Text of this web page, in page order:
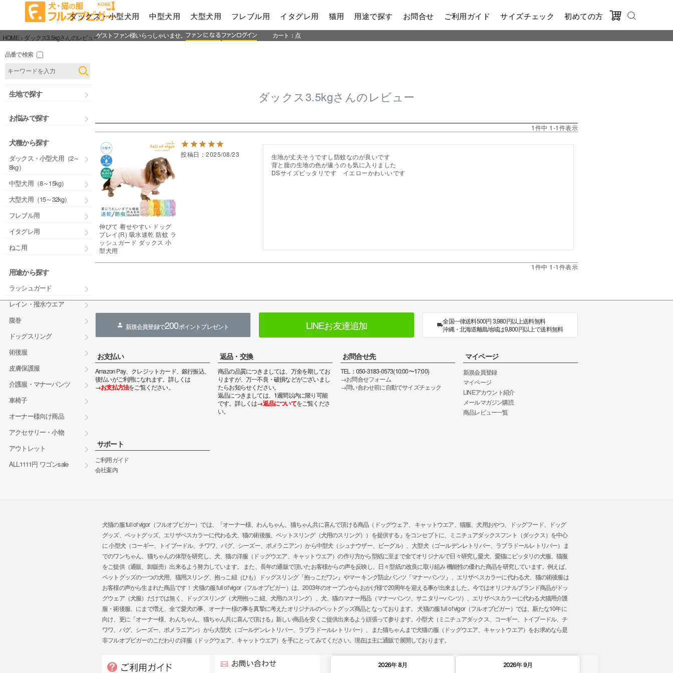
ダックス・小型犬用 中型犬用 大型犬用 フレブル用 イタグレ用 猫用 用途で探す お問合せ ご利用ガイド サイズチェック 初めての方
ゲストファン様いらっしゃいませ。 カート： 点
品番で検索
生地で探す
お悩みで探す
犬種から探す
ダックス・小型犬用（2～
8kg）
中型犬用（8～15kg）
大型犬用（15～32kg）
フレブル用
イタグレ用
ねこ用
用途から探す
ラッシュガード
レイン・撥水ウエア
腹巻
ドッグスリング
術後服
皮膚保護服
介護服・マナーパンツ
車椅子
オーナー様向け商品
アクセサリー・小物
アウトレット
ALL1111円 ワゴンsale
HOME ダックス3.5kgさんのレビュー
ダックス3.5kgさんのレビュー
1件中 1-1件表示
伸びて 着せやすい ドッグ
プレイ(R) 吸水速乾 防蚊 ラ
ッシュガード ダックス 小
型犬用
投稿日 2025/08/23
生地が丈夫そうですし防蚊なのが良いです
背と腹の生地の色が違うのも気に入りました
DSサイズピッタリです　イエローかわいいです
1件中 1-1件表示
新規会員登録で200ポイントプレゼント LINEお友達追加
全国一律送料500円 3,980円以上送料無料
沖縄・北海道離島地域は9,800円以上で送料無料
お支払い
Amazon Pay、クレジットカード、銀行振込、
後払いがご利用になれます。詳しくは
→お支払方法をご覧ください。
返品・交換
商品の品質につきましては、万全を期してお
りますが、万一不良・破損などがございまし
たらお知らせください。
返品につきましては、1週間以内に限り可能
です。詳しくは→返品についてをご覧くださ
い。
お問合せ先
TEL：050-3183-0573(10:00〜17:00)
→お問合せフォーム
→問い合わせ前に自動でサイズチェック
マイページ
新規会員登録
マイページ
LINEアカウント紹介
メールマガジン購読
商品レビュー一覧
サポート
ご利用ガイド
会社案内
犬猫の服 full of vigor（フルオブビガー）では、「オーナー様、わんちゃん、猫ちゃん共に喜んで頂ける商品（ドッグウェア、 キャットウエア、猫服、犬用おやつ、ドッグフード、ドッグ
グッズ、ペットグッズ、エリザベスカラーに代わる犬、猫の術後服、ペットスリング（犬用のスリング））を提供する」をコンセプトに、ミニチュアダックスフント（ダックス）を中心
に 小型犬（コーギー、トイプードル、チワワ、パグ、シーズー、ポメラニアン）から中型犬（シュナウザー、ビーグル）、大型犬（ゴールデンレトリバー、ラブラドールレトリバー）ま
でのワンちゃん、猫ちゃんの体型を研究し、犬、猫の洋服（ドッグウエア、キャットウエア）の作り方から型紙に至まで全てオリジナルで日々研究し愛犬、愛猫にピッタリの犬服、猫服
をご提供（通販、卸販売）出来るよう努力しています。 また、長年の通販で頂いたお客様からの声を反映し、日々型紙の改良に取り組み 機能性の優れた商品を研究しています。例えば、
ペットグッズの一つの犬用、猫用スリング、抱っこ紐（ひも）ドッグスリング「抱っこだワン」やマー キング防止パンツ「マナーパンツ」、エリザベスカラーに代わる犬、猫の術後服は
お客様の声から生まれた商品です！ 犬猫の服 full of vigor（フルオブビガー）は、2003年のオープンからおかげ様で20周年を迎える事が出来ました。今ではオリジナルブランド商品がドッ
グウェア（犬服）だけでは無く、ドッグスリング（犬用抱っこ紐、犬用のスリング）、犬、猫のマナー用品（マナーパンツ、サニタリーパンツ）、エリザベスカラーに代わる犬猫用介護
服・術後服、にまで増え、全て愛犬の事、オーナー様の事を真摯に考えたオリジナルのペットグッズ商品となっております。 犬猫の服 full of vigor（フルオブビガー）では、新たな10年に
向け、更に「オーナー様、わんちゃん、猫ちゃん共に喜んで頂ける」新しい商品を安くご提供出来るよう頑張って参ります。小型犬（ミニチュアダックス、コーギー、トイプードル、チ
ワワ、パグ、シーズー、ポメラニアン）から大型犬（ゴールデンレトリバー、ラブラドールレトリバー）、また猫ちゃんまで犬猫の服（ドッグウエア、キャットウエア）をお求めなら是
非フルオブビガーのこだわりの洋服（ドッグウェア、キャットウエア）を手にとってみてください。現在は主に通販で展開しております。
2026年 8月 2026年 9月